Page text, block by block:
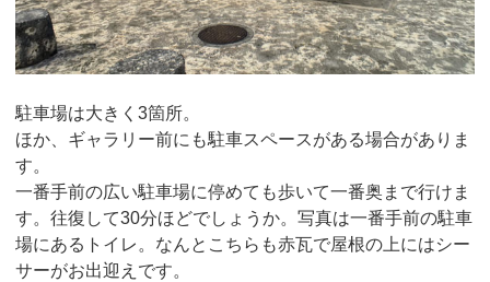
駐車場は大きく3箇所。
ほか、ギャラリー前にも駐車スペースがある場合がありま
す。
一番手前の広い駐車場に停めても歩いて一番奥まで行けま
す。往復して30分ほどでしょうか。写真は一番手前の駐車
場にあるトイレ。なんとこちらも赤瓦で屋根の上にはシー
サーがお出迎えです。